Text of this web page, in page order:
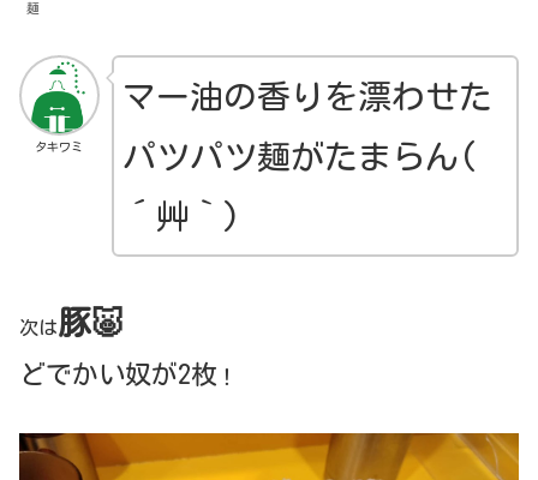
麺
タキワミ
マー油の香り を漂わせた
パツパツ麺がたまらん(
´艸｀)
次は豚🐷
どでかい奴が2枚 ！